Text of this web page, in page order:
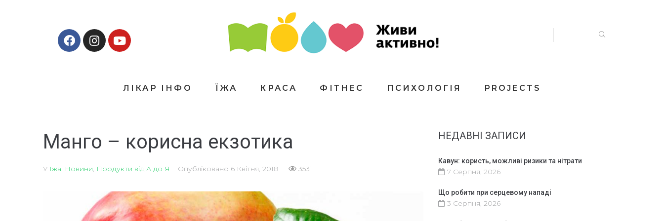
ЛІКАР ІНФО ЇЖА КРАСА ФІТНЕС ПСИХОЛОГІЯ PROJECTS
Манго – корисна екзотика
У Їжа, Новини, Продукти від А до Я Опубліковано 6 Квітня, 2018 3531
НЕДАВНІ ЗАПИСИ
Кавун: користь, можливі ризики та нітрати
7 Серпня, 2026
Що робити при серцевому нападі
3 Серпня, 2026